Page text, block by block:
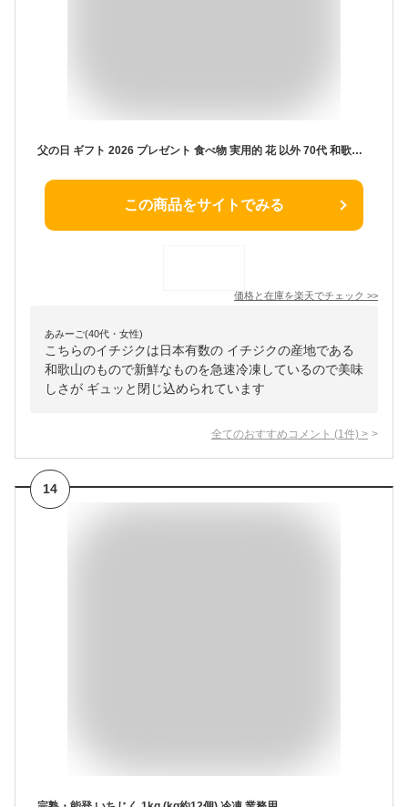
父の日 ギフト 2026 プレゼント 食べ物 実用的 花 以外 70代 和歌山県産 冷凍いちじく（無添加）1kg【冷凍便 送料無料】冷凍 無花果（イチジク）いちじくスムージー、いちじくジャムにもおススメ！半解凍でそのままお召し上がり頂けます
この商品をサイトでみる
価格と在庫を楽天でチェック >>
あみーご(40代・女性)
こちらのイチジクは日本有数の イチジクの産地である
和歌山のもので新鮮なものを急速冷凍しているので美味
しさが ギュッと閉じ込められています
全てのおすすめコメント (1 件) >
14